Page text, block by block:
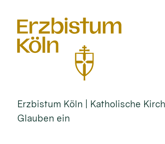
Erzbistum Köln | Katholische
Glauben ein